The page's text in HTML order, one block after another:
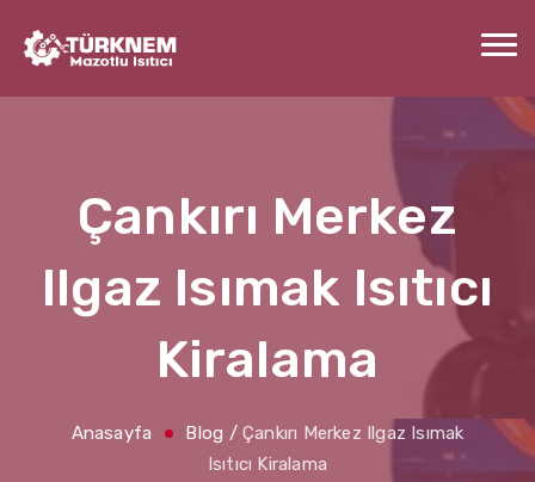
Çankırı Merkez
Ilgaz Isımak Isıtıcı
Kiralama
Anasayfa Blog / Çankırı Merkez Ilgaz Isımak
Isıtıcı Kiralama